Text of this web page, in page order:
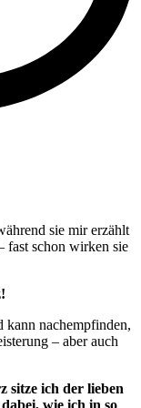
sie mir erzählt
fast schon wirken sie
kann nachempfinden,
– aber auch
sitze ich der lieben
wie ich in so